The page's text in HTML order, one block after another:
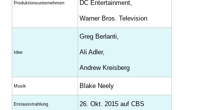
Produktions­unternehmen DC Entertainment,
Warner Bros. Television
Idee
Greg Berlanti,
Ali Adler,
Andrew Kreisberg
Musik Blake Neely
Erstausstrahlung 26. Okt. 2015 auf CBS